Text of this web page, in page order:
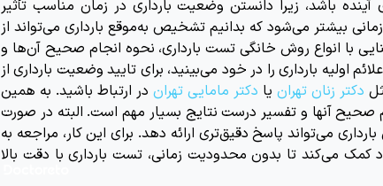
باشد، زیرا دانستن وضعیت بارداری در زمان مناسب تأثیر
بیشتر می‌شود که بدانیم تشخیص به‌موقع بارداری می‌تواند از
با انواع روش خانگی تست بارداری، نحوه انجام صحیح آن‌ها و
اولیه بارداری را در خود می‌بینید، برای تایید وضعیت بارداری از
دکتر زنان تهران یا دکتر مامایی تهران در ارتباط باشید. به همین
صحیح آنها و تفسیر درست نتایج بسیار مهم است. البته در صورت
می‌تواند پاسخ دقیق‌تری ارائه دهد. برای این کار، مراجعه به
می‌کند تا بدون محدودیت زمانی، تست بارداری با دقت بالا